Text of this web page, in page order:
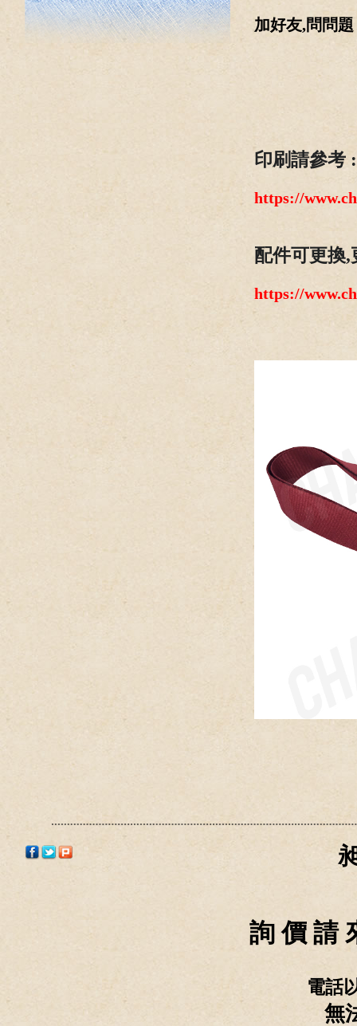
加好友,問問
印刷請參考 :
https://
配件可更換
https://
詢 價 請
電話
無